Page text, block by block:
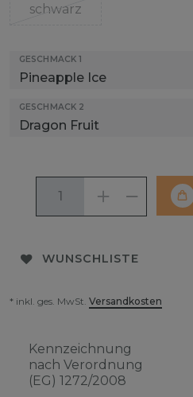
schwarz
GESCHMACK 1
GESCHMACK 2
WUNSCHLISTE
* inkl. ges. MwSt. Versandkosten
Kennzeichnung
nach Verordnung
(EG) 1272/2008